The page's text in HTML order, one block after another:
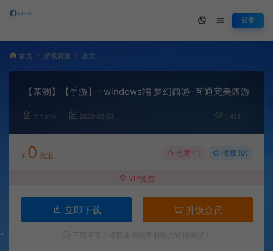
登录
首页 游戏资源 正文
【亲测】【手游】- windows端 梦幻西游–互通完美西游
五五社区 2023-02-23 1,425
¥ 0 元宝 点赞 (1 ) 收藏 (0)
VIP免费
立即下载 升级会员